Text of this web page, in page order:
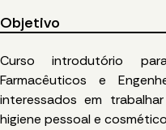
Objetivo
Curso introdutório
Farmacêuticos e
interessados em
higiene pessoal e